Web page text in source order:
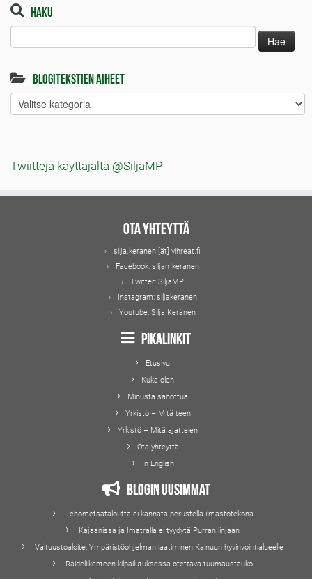
Haku
Blogitekstien aiheet
Blogitekstien
aiheet
Twiittejä käyttäjältä @SiljaMP
Ota yhteyttä
silja.keranen [ät] vihreat.fi
Facebook: siljamkeranen
Twitter: SiljaMP
Instagram: siljakeranen
Youtube: Silja Keränen
Pikalinkit
Etusivu
Kuka olen
Minusta sanottua
Yrkistö – Mitä teen
Yrkistö – Mitä ajattelen
Ota yhteyttä
In English
Blogin uusimmat
Tehometsätaloutta ei kannata perustella ilmastotekona
Kajaanissa ja Imatralla ei tyydytä Purran linjaan
Valtuustoaloite: Ympäristöohjelman laatiminen Kainuun hyvinvointialueelle
Raideliikenteen kilpailutuksessa otettava tuumaustauko